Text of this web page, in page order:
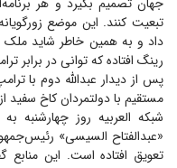
تبعیت کنند. این موضع
داد و به همین خاطر شاید
رینگ افتاده که توانی در برابر
پس از دیدار عبدالله دوم با
مستقیم با دولتمردان کاخ
شبکه العربیه روز چهارشنبه
«عبدالفتاح السیسی»
تعویق افتاده است. این منابع